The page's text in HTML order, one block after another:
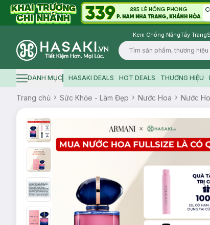
Kem Chống NắngTẩy Trang
Logo
Hamburger icon
DANH MỤC HASAKI DEALS HOT DEALS THƯƠNG HIỆU
Trang chủ Sức Khỏe - Làm Đẹp Nước Hoa Nước